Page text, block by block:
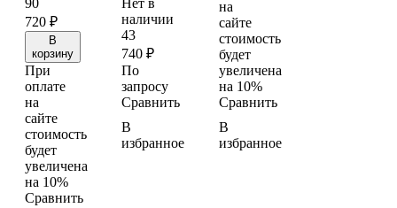
720 ₽
В
корзину
При
оплате
на
сайте
стоимость
будет
увеличена
на 10%
Сравнить
наличии
43
740₽
По
запросу
Сравнить
В
избранное
на
сайте
стоимость
будет
увеличена
на 10%
Сравнить
В
избранное